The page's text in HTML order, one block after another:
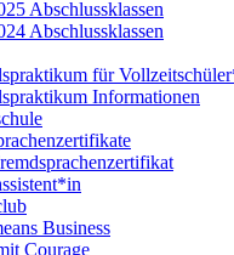
Abschlussklassen
Abschlussklassen
für
Informationen
Business
Courage